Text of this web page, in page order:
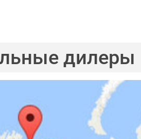
дилеры